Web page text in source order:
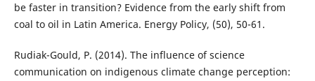
be faster in transition? Evidence from the early shift from
coal to oil in Latin America. Energy Policy, (50), 50-61.
Rudiak-Gould, P. (2014). The influence of science
communication on indigenous climate change perception: